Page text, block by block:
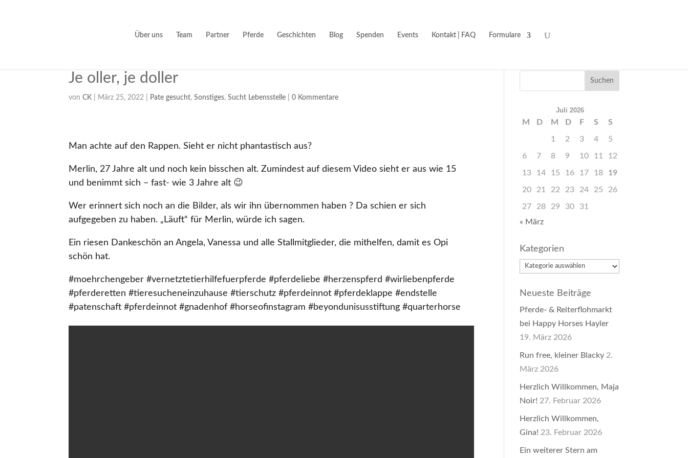
Über uns Team Partner Pferde Geschichten Blog Spenden Events Kontakt | FAQ Formulare
Je oller, je doller
vonCK März 25, 2022 Pate gesucht,Sonstiges,Sucht Lebensstelle |0 Kommentare
Man achte auf den Rappen. Sieht er nicht phantastisch aus?
Merlin, 27 Jahre alt und noch kein bisschen alt. Zumindest auf diesem Video sieht er aus wie 15
und benimmt sich – fast- wie 3 Jahre alt 😉
Wer erinnert sich noch an die Bilder, als wir ihn übernommen haben ? Da schien er sich
aufgegeben zu haben. „Läuft“ für Merlin, würde ich sagen.
Ein riesen Dankeschön an Angela, Vanessa und alle Stallmitglieder, die mithelfen, damit es Opi
schön hat.
#moehrchengeber #vernetztetierhilfefuerpferde #pferdeliebe #herzenspferd #wirliebenpferde
#pferderetten #tieresucheneinzuhause #tierschutz #pferdeinnot #pferdeklappe #endstelle
#patenschaft #pferdeinnot #gnadenhof #horseofinstagram #beyondunisusstiftung #quarterhorse
Juli 2026
M D M D F S S
1 2 3 4 5
6 7 8 9 10 11 12
13 14 15 16 17 18 19
20 21 22 23 24 25 26
27 28 29 30
31
« März
Kategorien
Kategorien
Neueste Beiträge
Pferde- & Reiterflohmarkt
bei Happy Horses Hayler
19. März 2026
Run free, kleiner Blacky 2.
März 2026
Herzlich Willkommen, Maja
Noir! 27. Februar 2026
Herzlich Willkommen,
Gina! 23. Februar 2026
Ein weiterer Stern am